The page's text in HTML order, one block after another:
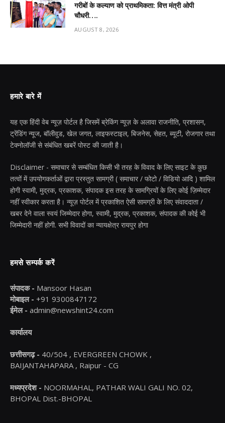
गरीबों के कल्याण को प्राथमिकता: वित्त मंत्री ओपी
चौधरी….
AUGUST 8, 2026
हमारे बारे में
यह एक हिंदी वेब न्यूज़ पोर्टल है जिसमें ब्रेकिंग न्यूज़ के अलावा राजनीति, प्रशासन,
ट्रेंडिंग न्यूज, बॉलीवुड, खेल जगत, लाइफस्टाइल, बिजनेस, सेहत, ब्यूटी, रोजगार तथा
टेक्नोलॉजी से संबंधित खबरें पोस्ट की जाती है।
Disclaimer - समाचार से सम्बंधित किसी भी तरह के विवाद के लिए साइट के कुछ
तत्वों में उपयोगकर्ताओं द्वारा प्रस्तुत सामग्री ( समाचार / फोटो / विडियो आदि ) शामिल
होगी स्वामी, मुद्रक, प्रकाशक, संपादक इस तरह के सामग्रियों के लिए कोई ज़िम्मेदार
नहीं स्वीकार करता है। न्यूज़ पोर्टल में प्रकाशित ऐसी सामग्री के लिए संवाददाता /
खबर देने वाला स्वयं जिम्मेदार होगा, स्वामी, मुद्रक, प्रकाशक, संपादक की कोई भी
जिम्मेदारी नहीं होगी. सभी विवादों का न्यायक्षेत्र रायपुर होगा
हमसे सम्पर्क करें
संपादक - Mansoor Hasan
मोबाइल - +91 9300847172
ईमेल - admin@newshint24.com
कार्यालय
छत्तीसगढ़ - 40/504 , EVERGREEN CHOWK ,
BAIJANTAHAPARA , Raipur - CG
मध्यप्रदेश - NOORMAHAL, PATHAR WALI GALI NO. 02,
BHOPAL Dist.-BHOPAL